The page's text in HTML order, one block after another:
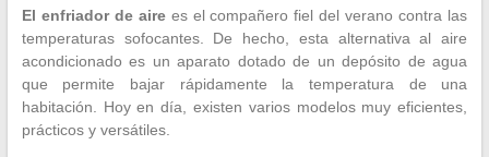
El enfriador de airees el compañero fiel del verano contra las
temperaturas sofocantes. De hecho, esta alternativa al aire
acondicionado es un aparato dotado de un depósito de agua
que permite bajar rápidamente la temperatura de una
habitación. Hoy en día, existen varios modelos muy eficientes,
prácticos y versátiles.